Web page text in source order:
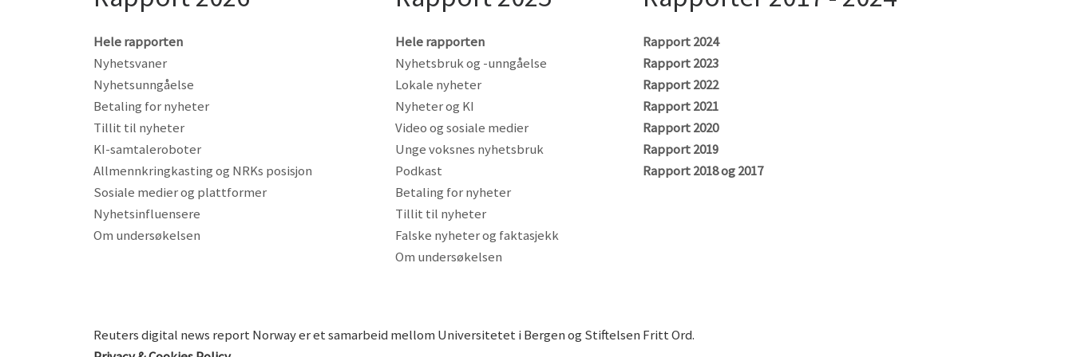
Hele rapporten
Nyhetsvaner
Nyhetsunngåelse
Betaling for nyheter
Tillit til nyheter
KI-samtaleroboter
Allmennkringkasting og NRKs posisjon
Sosiale medier og plattformer
Nyhetsinfluensere
Om undersøkelsen
Hele rapporten
Nyhetsbruk og -unngåelse
Lokale nyheter
Nyheter og KI
Video og sosiale medier
Unge voksnes nyhetsbruk
Podkast
Betaling for nyheter
Tillit til nyheter
Falske nyheter og faktasjekk
Om undersøkelsen
Rapport 2024
Rapport 2023
Rapport 2022
Rapport 2021
Rapport 2020
Rapport 2019
Rapport 2018 og 2017
Reuters digital news report Norway er et samarbeid mellom Universitetet i Bergen og Stiftelsen Fritt Ord.